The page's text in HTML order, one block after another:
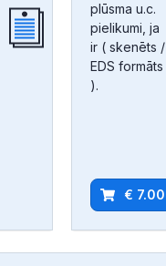
plūsma u.c.
pielikumi, ja
ir ( skenēts /
EDS formāts
).
€ 7.00